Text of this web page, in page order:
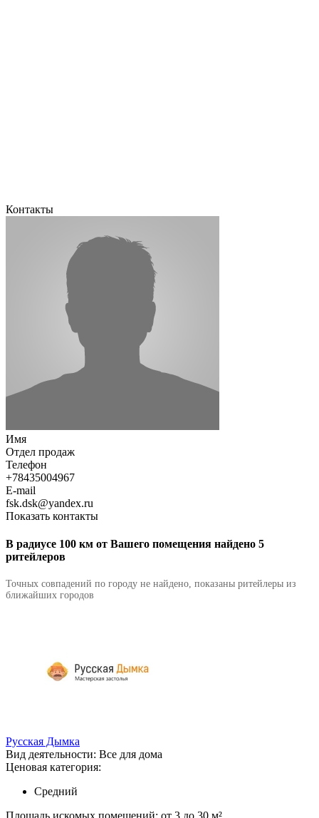
Контакты
Имя
Отдел продаж
Телефон
+78435004967
E-mail
fsk.dsk@yandex.ru
Показать контакты
В радиусе 100 км от Вашего помещения найдено 5
ритейлеров
Точных совпадений по городу не найдено, показаны ритейлеры из
ближайших городов
Русская Дымка
Вид деятельности: Все для дома
Ценовая категория:
Средний